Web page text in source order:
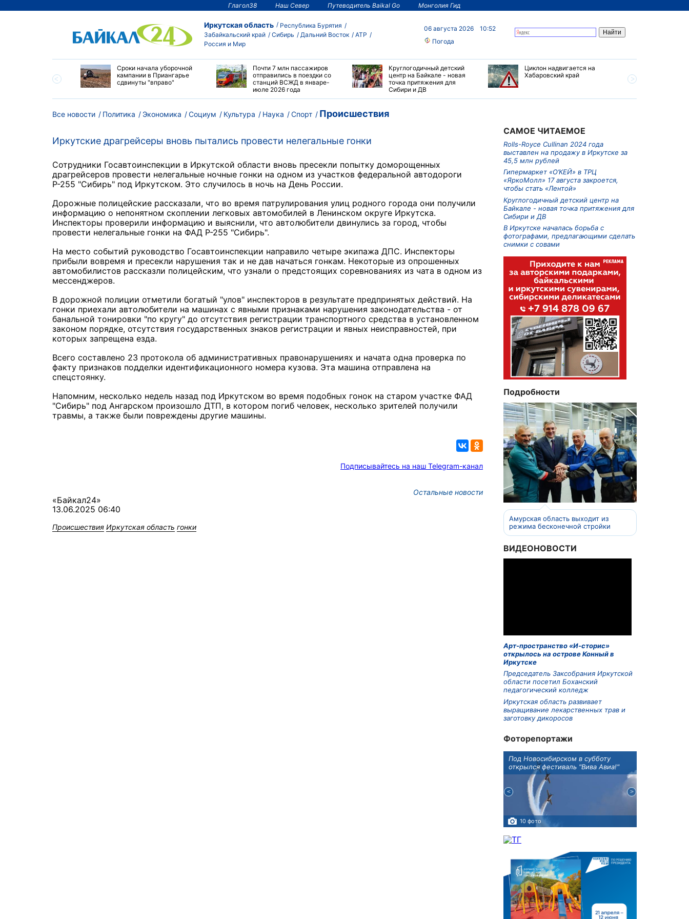
Глагол38 Наш Север Путеводитель Baikal Go Монголия Гид
Иркутская область
Республика Бурятия
Забайкальский край
Сибирь Дальний Восток
АТР
Россия и Мир
06 августа 2026
10:52
Погода
колледжах
Сроки начала уборочной
кампании в Приангарье
сдвинуты "вправо"
Почти 7 млн пассажиров
отправились в поездки со
станций ВСЖД в январе-
июле 2026 года
Круглогодичный детский
центр на Байкале - новая
точка притяжения для
Сибири и ДВ
Циклон надвигается на
Хабаровский край
Все новости Политика Экономика Социум Культура Наука Спорт Происшествия
Иркутские драгрейсеры вновь пытались провести нелегальные гонки
Сотрудники Госавтоинспекции в Иркутской области вновь пресекли попытку доморощенных
драгрейсеров провести нелегальные ночные гонки на одном из участков федеральной автодороги
Р-255 "Сибирь" под Иркутском. Это случилось в ночь на День России.
Дорожные полицейские рассказали, что во время патрулирования улиц родного города они получили
информацию о непонятном скоплении легковых автомобилей в Ленинском округе Иркутска.
Инспекторы проверили информацию и выяснили, что автолюбители двинулись за город, чтобы
провести нелегальные гонки на ФАД Р-255 "Сибирь".
На место событий руководство Госавтоинспекции направило четыре экипажа ДПС. Инспекторы
прибыли вовремя и пресекли нарушения так и не дав начаться гонкам. Некоторые из опрошенных
автомобилистов рассказли полицейским, что узнали о предстоящих соревнованиях из чата в одном из
мессенджеров.
В дорожной полиции отметили богатый "улов" инспекторов в результате предпринятых действий. На
гонки приехали автолюбители на машинах с явными признаками нарушения законодательства - от
банальной тонировки "по кругу" до отсутствия регистрации транспортного средства в установленном
законом порядке, отсутствия государственных знаков регистрации и явных неисправностей, при
которых запрещена езда.
Всего составлено 23 протокола об административных правонарушениях и начата одна проверка по
факту признаков подделки идентификационного номера кузова. Эта машина отправлена на
спецстоянку.
Напомним, несколько недель назад под Иркутском во время подобных гонок на старом участке ФАД
"Сибирь" под Ангарском произошло ДТП, в котором погиб человек, несколько зрителей получили
травмы, а также были повреждены другие машины.
Подписывайтесь на наш Telegram-канал
Остальные новости
«Байкал24»
13.06.2025 06:40
Происшествия Иркутская область гонки
САМОЕ ЧИТАЕМОЕ
Rolls-Royce Cullinan 2024 года
выставлен на продажу в Иркутске за
45,5 млн рублей
Гипермаркет «О’КЕЙ» в ТРЦ
«ЯркоМолл» 17 августа закроется,
чтобы стать «Лентой»
Круглогодичный детский центр на
Байкале - новая точка притяжения для
Сибири и ДВ
В Иркутске началась борьба с
фотографами, предлагающими сделать
снимки с совами
Подробности
Амурская область выходит из
режима бесконечной стройки
ВИДЕОНОВОСТИ
Арт-пространство «И-сторис»
открылось на острове Конный в
Иркутске
Председатель Заксобрания Иркутской
области посетил Боханский
педагогический колледж
Иркутская область развивает
выращивание лекарственных трав и
заготовку дикоросов
Фоторепортажи
Под Новосибирском в субботу
открылся фестиваль "Вива Авиа!"
10 фото